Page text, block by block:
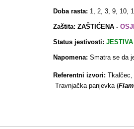
Doba rasta: 1, 2, 3, 9, 10,
Zaštita: ZAŠTIĆENA -
Status jestivosti: JESTIVA
Napomena: Smatra se da
Referentni izvori: Tkalčec,
Travnjačka panjevka (